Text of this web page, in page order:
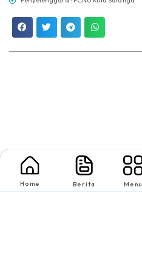
Home Berita Menu